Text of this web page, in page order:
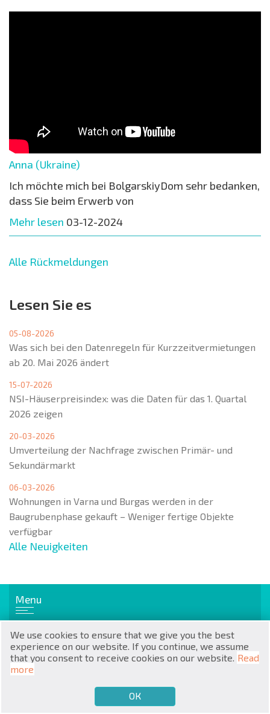
$
₽
₴
zł
UA
BG
Anna (Ukraine)
Ich möchte mich bei BolgarskiyDom sehr bedanken,
dass Sie beim Erwerb von
Mehr lesen 03-12-2024
Alle Rückmeldungen
Lesen Sie es
05-08-2026
Was sich bei den Datenregeln für Kurzzeitvermietungen
ab 20. Mai 2026 ändert
15-07-2026
NSI-Häuserpreisindex: was die Daten für das 1. Quartal
2026 zeigen
20-03-2026
Umverteilung der Nachfrage zwischen Primär- und
Sekundärmarkt
06-03-2026
Wohnungen in Varna und Burgas werden in der
Baugrubenphase gekauft – Weniger fertige Objekte
verfügbar
Alle Neuigkeiten
Menu
Populäre Immobilien
Wohnungen
Appartemente
We use cookies to ensure that we give you the best
experience on our website. If you continue, we assume
that you consent to receive cookies on our website. Read
more
ОК